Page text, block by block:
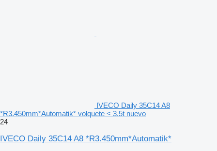
IVECO Daily 35C14 A8
*R3.450mm*Automatik* volquete < 3.5t nuevo
24
IVECO Daily 35C14 A8 *R3.450mm*Automatik*